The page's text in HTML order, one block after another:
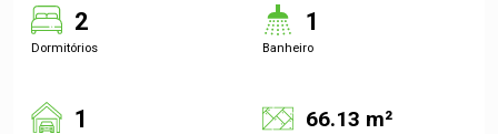
2
Dormitórios
1
Banheiro
1 66.13 m²